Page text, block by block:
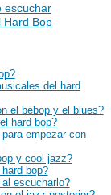
escuchar
Hard Bop
del hard
el bebop y el blues?
hard bop?
empezar con
y cool jazz?
bop?
escucharlo?